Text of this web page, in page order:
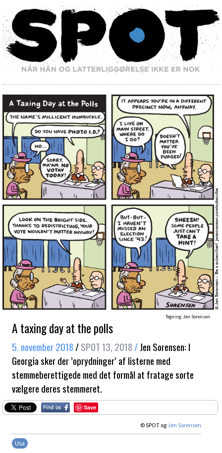
Tegning: Jen Sorensen
A taxing day at the polls
5. november 2018 /SPOT 13, 2018 /Jen Sorensen: I
Georgia sker der ’oprydninger’ af listerne med
stemmeberettigede med det formål at fratage sorte
vælgere deres stemmeret.
Save
© SPOT og Jen Sorensen
Usa